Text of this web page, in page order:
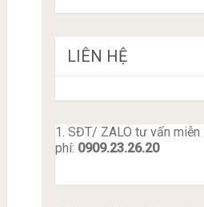
LIÊN HỆ
1. SĐT/ ZALO tư vấn miễn
phí: 0909.23.26.20